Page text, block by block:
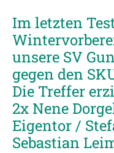
Im letzten
unsere SV
gegen den
Die Treffer
2x Nene
Eigentor /
Sebastian